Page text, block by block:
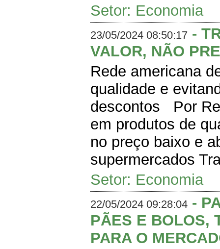
Setor: Economia
23/05/2024 08:50:17 -
VALOR, NÃO
Rede americana
qualidade e
descontos Por
em produtos de
no preço baixo e
supermercados
Setor: Economia
22/05/2024 09:28:04 -
PÃES E BOLOS,
PARA O